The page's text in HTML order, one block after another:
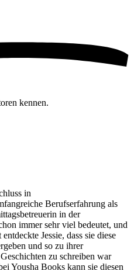
kennen.
in
Berufserfahrung als
in der
immer sehr viel bedeutet, und
Jessie, dass sie diese
und so zu ihrer
zu schreiben war
Yousha Books kann sie diesen